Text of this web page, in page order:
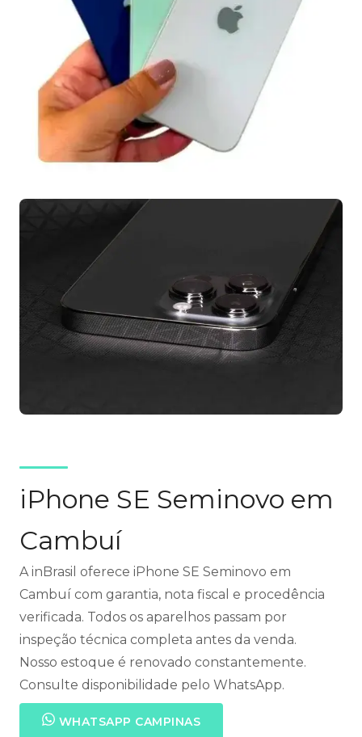
iPhone SE Seminovo em
Cambuí
A inBrasil oferece iPhone SE Seminovo em
Cambuí com garantia, nota fiscal e procedência
verificada. Todos os aparelhos passam por
inspeção técnica completa antes da venda.
Nosso estoque é renovado constantemente.
Consulte disponibilidade pelo WhatsApp.
WHATSAPP CAMPINAS